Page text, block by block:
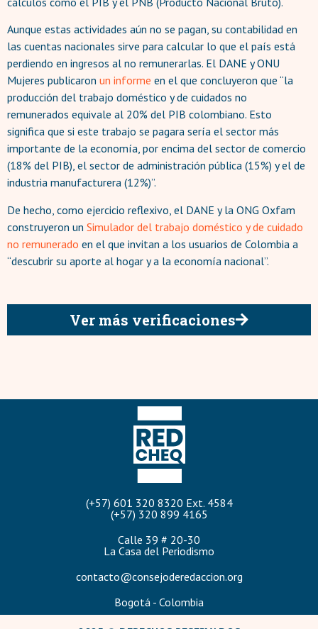
Aunque estas actividades aún no se pagan, su contabilidad en
las cuentas nacionales sirve para calcular lo que el país está
perdiendo en ingresos al no remunerarlas. El DANE y ONU
Mujeres publicaron un informe en el que concluyeron que “la
producción del trabajo doméstico y de cuidados no
remunerados equivale al 20% del PIB colombiano. Esto
significa que si este trabajo se pagara sería el sector más
importante de la economía, por encima del sector de comercio
(18% del PIB), el sector de administración pública (15%) y el de
industria manufacturera (12%)”.
De hecho, como ejercicio reflexivo, el DANE y la ONG Oxfam
construyeron un Simulador del trabajo doméstico y de cuidado
no remunerado en el que invitan a los usuarios de Colombia a
“descubrir su aporte al hogar y a la economía nacional”.
Ver más verificaciones
(+57) 601 320 8320 Ext. 4584
(+57) 320 899 4165
Calle 39 # 20-30
La Casa del Periodismo
contacto@consejoderedaccion.org
Bogotá - Colombia